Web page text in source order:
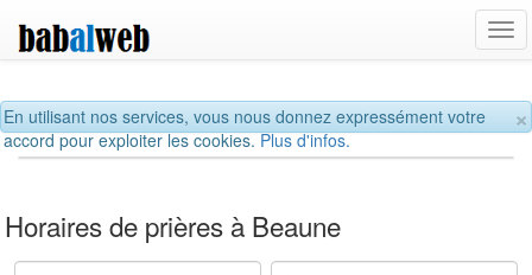
×
En utilisant nos services, vous nous donnez expressément votre
accord pour exploiter les cookies.Plus d'infos.
Horaires de prières à Beaune